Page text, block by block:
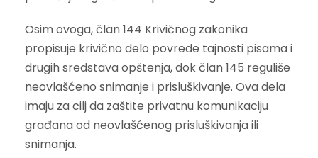
Osim ovoga, član 144 Krivičnog zakonika
propisuje krivično delo povrede tajnosti pisama i
drugih sredstava opštenja, dok član 145 reguliše
neovlašćeno snimanje i prisluškivanje. Ova dela
imaju za cilj da zaštite privatnu komunikaciju
građana od neovlašćenog prisluškivanja ili
snimanja.